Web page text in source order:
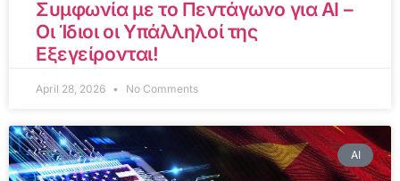
Συμφωνία με το Πεντάγωνο για AI –
Οι Ίδιοι οι Υπάλληλοί της
Εξεγείρονται!
April 28, 2026 No Comments
AI